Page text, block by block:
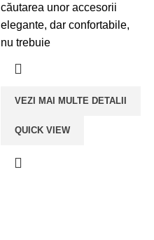
lei89,00.
căutarea unor accesorii
elegante, dar confortabile,
nu trebuie
VEZI MAI MULTE DETALII
QUICK VIEW